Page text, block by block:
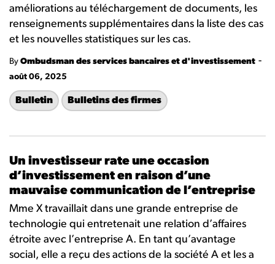
améliorations au téléchargement de documents, les
renseignements supplémentaires dans la liste des cas
et les nouvelles statistiques sur les cas.
By Ombudsman des services bancaires et d'investissement -
août 06, 2025
Bulletin Bulletins des firmes
Un investisseur rate une occasion
d’investissement en raison d’une
mauvaise communication de l’entreprise
Mme X travaillait dans une grande entreprise de
technologie qui entretenait une relation d’affaires
étroite avec l’entreprise A. En tant qu’avantage
social, elle a reçu des actions de la société A et les a